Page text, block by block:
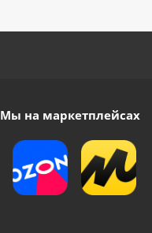
Мы на маркетплейсах